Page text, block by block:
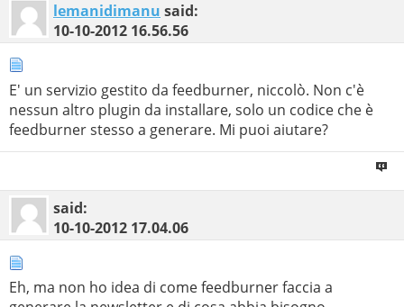
lemanidimanu said:
10-10-2012 16.56.56
E' un servizio gestito da feedburner, niccolò. Non c'è
nessun altro plugin da installare, solo un codice che è
feedburner stesso a generare. Mi puoi aiutare?
said:
10-10-2012 17.04.06
Eh, ma non ho idea di come feedburner faccia a